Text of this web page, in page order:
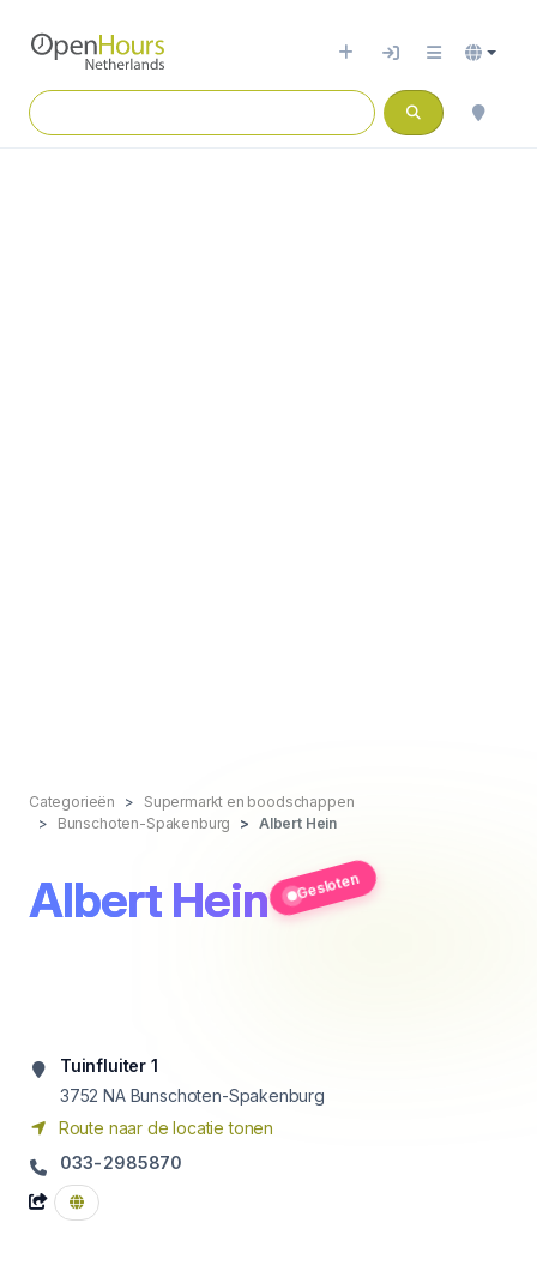
Categorieën
Supermarkt en boodschappen
Bunschoten-Spakenburg
Albert Hein
Albert Hein Gesloten
Tuinfluiter 1
3752 NA Bunschoten-Spakenburg
Route naar de locatie tonen
033-2985870